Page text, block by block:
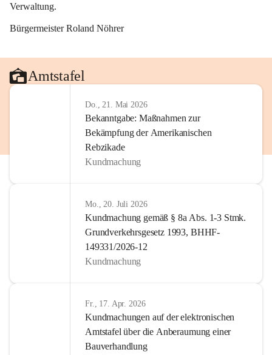
Verwaltung.
Bürgermeister Roland Nöhrer
Amtstafel
Do., 21. Mai 2026
Bekanntgabe: Maßnahmen zur
Bekämpfung der Amerikanischen
Rebzikade
Kundmachung
Mo., 20. Juli 2026
Kundmachung gemäß § 8a Abs. 1-3 Stmk.
Grundverkehrsgesetz 1993, BHHF-
149331/2026-12
Kundmachung
Fr., 17. Apr. 2026
Kundmachungen auf der elektronischen
Amtstafel über die Anberaumung einer
Bauverhandlung